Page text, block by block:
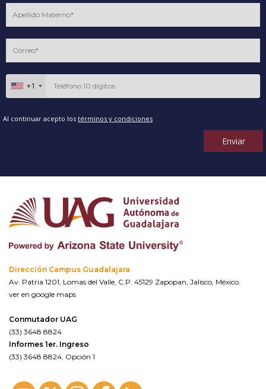
+1
Al continuar acepto los términos y condiciones
Enviar
Dirección Campus Guadalajara
Av. Patria 1201, Lomas del Valle, C.P. 45129 Zapopan, Jalisco, México.
ver en google maps
Conmutador UAG
(33) 3648 8824
Informes 1er. Ingreso
(33) 3648 8824, Opción 1